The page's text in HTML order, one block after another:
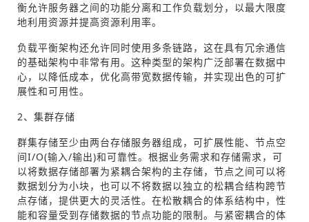
衡允许服务器之间的功能分离和工作负载划分，以最大限度
地利用资源并提高资源利用率。
负载平衡架构还允许同时使用多条链路，这在具有冗余通信
的基础架构中非常有用。这种类型的架构广泛部署在数据中
心，以降低成本，优化高带宽数据传输，并实现出色的可扩
展性和可用性。
2、集群存储
群集存储至少由两台存储服务器组成，可扩展性能、节点空
间I/O(输入/输出)和可靠性。根据业务需求和存储需求，可
以将数据存储部署为紧耦合架构的主存储，节点之间可以将
数据划分为小块，也可以不将数据以独立的松耦合结构跨节
点存储，提供更大的灵活性。在松散耦合的体系结构中，性
能和容量受到存储数据的节点功能的限制。与紧密耦合的体